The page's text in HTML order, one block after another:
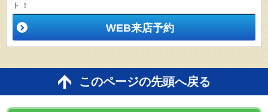
ト ！
WEB来店予約
このページの先頭へ戻る